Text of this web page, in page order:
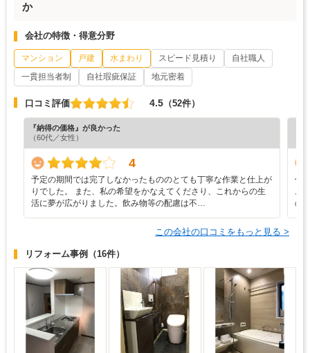
か
会社の特徴・得意分野
マンション 戸建 水まわり スピード見積り
自社職人
一貫担当者制
自社瑕疵保証 地元密着
口コミ評価 4.5 （52件）
『納得の価格』が良かった
（60代／女性）
4
予定の期間では完了しなかったもののとても丁寧な作業と仕上が
りでした。 また、私の希望をかなえてくださり、これからの生
活に夢が広がりました。飲み物等の配慮は不…
何
ム
の
この会社の口コミをもっと見る >
リフォーム事例 （16件）